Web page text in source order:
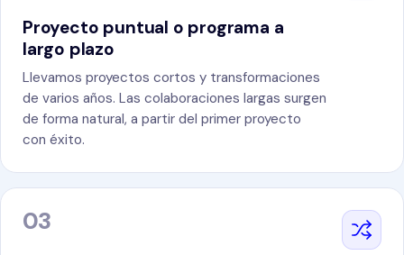
Proyecto puntual o programa a
largo plazo
Llevamos proyectos cortos y transformaciones
de varios años. Las colaboraciones largas surgen
de forma natural, a partir del primer proyecto
con éxito.
03